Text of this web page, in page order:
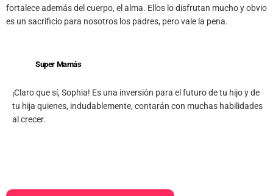
fortalece además del cuerpo, el alma. Ellos lo disfrutan mucho y obvio
es un sacrificio para nosotros los padres, pero vale la pena.
Super Mamás
¡Claro que sí, Sophia! Es una inversión para el futuro de tu hijo y de
tu hija quienes, indudablemente, contarán con muchas habilidades
al crecer.